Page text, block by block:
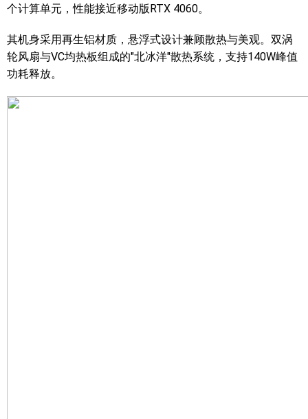
个计算单元，性能接近移动版RTX 4060。
其机身采用再生铝材质，悬浮式设计兼顾散热与美观。双涡
轮风扇与VC均热板组成的"北冰洋"散热系统，支持140W峰值
功耗释放。